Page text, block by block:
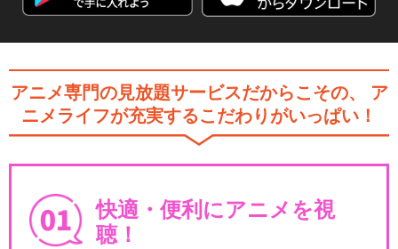
アニメ専門の見放題サービスだからこその、
ア
ニメライフが充実するこだわりがいっぱい！
快適・便利にアニメを視
聴！